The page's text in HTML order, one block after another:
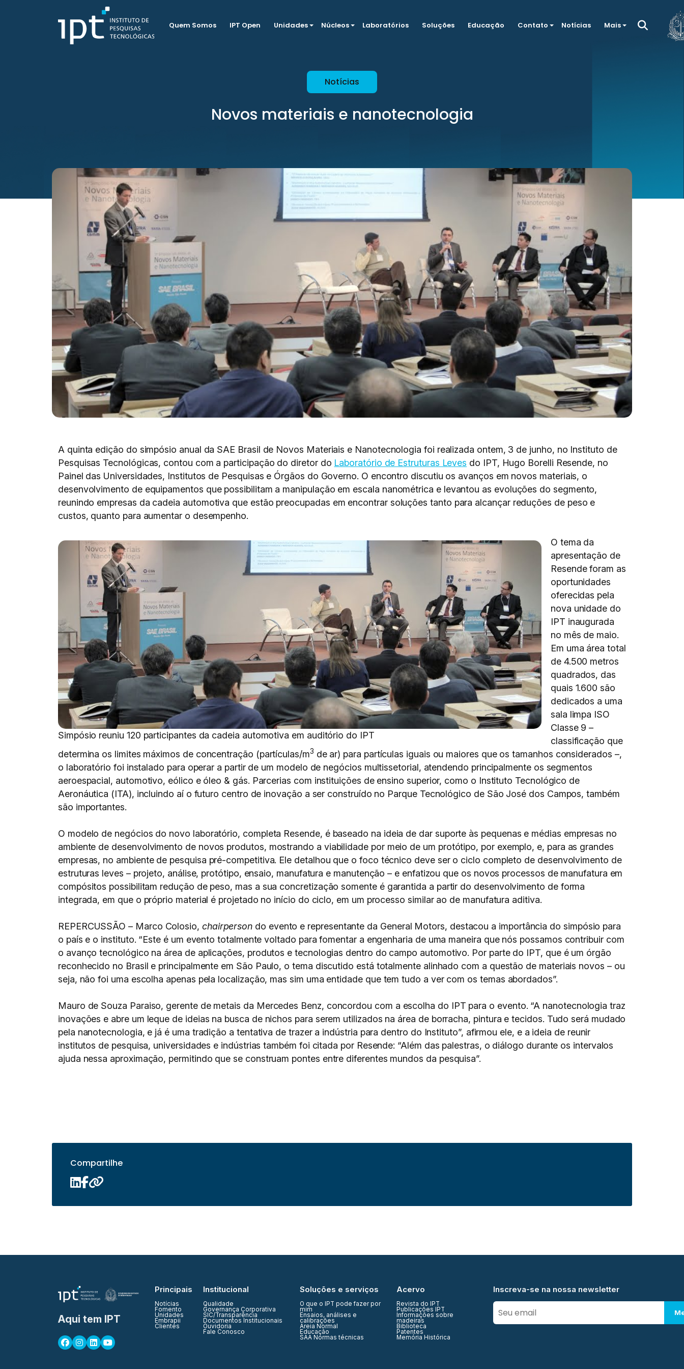
Quem Somos IPT Open Unidades Núcleos Laboratórios Soluções Educação Contato Notícias Mais
Notícias
Novos materiais e nanotecnologia
A quinta edição do simpósio anual da SAE Brasil de Novos Materiais e Nanotecnologia foi realizada ontem, 3 de junho, no Instituto de
Pesquisas Tecnológicas, contou com a participação do diretor do Laboratório de Estruturas Leves do IPT, Hugo Borelli Resende, no
Painel das Universidades, Institutos de Pesquisas e Órgãos do Governo. O encontro discutiu os avanços em novos materiais, o
desenvolvimento de equipamentos que possibilitam a manipulação em escala nanométrica e levantou as evoluções do segmento,
reunindo empresas da cadeia automotiva que estão preocupadas em encontrar soluções tanto para alcançar reduções de peso e
custos, quanto para aumentar o desempenho.
Simpósio reuniu 120 participantes da cadeia automotiva em auditório do IPT
O tema da
apresentação de
Resende foram as
oportunidades
oferecidas pela
nova unidade do
IPT inaugurada
no mês de maio.
Em uma área total
de 4.500 metros
quadrados, das
quais 1.600 são
dedicados a uma
sala limpa ISO
Classe 9 –
classificação que
determina os limites máximos de concentração (partículas/m3 de ar) para partículas iguais ou maiores que os tamanhos considerados –,
o laboratório foi instalado para operar a partir de um modelo de negócios multissetorial, atendendo principalmente os segmentos
aeroespacial, automotivo, eólico e óleo & gás. Parcerias com instituições de ensino superior, como o Instituto Tecnológico de
Aeronáutica (ITA), incluindo aí o futuro centro de inovação a ser construído no Parque Tecnológico de São José dos Campos, também
são importantes.
O modelo de negócios do novo laboratório, completa Resende, é baseado na ideia de dar suporte às pequenas e médias empresas no
ambiente de desenvolvimento de novos produtos, mostrando a viabilidade por meio de um protótipo, por exemplo, e, para as grandes
empresas, no ambiente de pesquisa pré-competitiva. Ele detalhou que o foco técnico deve ser o ciclo completo de desenvolvimento de
estruturas leves – projeto, análise, protótipo, ensaio, manufatura e manutenção – e enfatizou que os novos processos de manufatura em
compósitos possibilitam redução de peso, mas a sua concretização somente é garantida a partir do desenvolvimento de forma
integrada, em que o próprio material é projetado no início do ciclo, em um processo similar ao de manufatura aditiva.
REPERCUSSÃO – Marco Colosio, chairperson do evento e representante da General Motors, destacou a importância do simpósio para
o país e o instituto. “Este é um evento totalmente voltado para fomentar a engenharia de uma maneira que nós possamos contribuir com
o avanço tecnológico na área de aplicações, produtos e tecnologias dentro do campo automotivo. Por parte do IPT, que é um órgão
reconhecido no Brasil e principalmente em São Paulo, o tema discutido está totalmente alinhado com a questão de materiais novos – ou
seja, não foi uma escolha apenas pela localização, mas sim uma entidade que tem tudo a ver com os temas abordados”.
Mauro de Souza Paraiso, gerente de metais da Mercedes Benz, concordou com a escolha do IPT para o evento. “A nanotecnologia traz
inovações e abre um leque de ideias na busca de nichos para serem utilizados na área de borracha, pintura e tecidos. Tudo será mudado
pela nanotecnologia, e já é uma tradição a tentativa de trazer a indústria para dentro do Instituto”, afirmou ele, e a ideia de reunir
institutos de pesquisa, universidades e indústrias também foi citada por Resende: “Além das palestras, o diálogo durante os intervalos
ajuda nessa aproximação, permitindo que se construam pontes entre diferentes mundos da pesquisa”.
Compartilhe
Aqui tem IPT
Principais
Notícias
Fomento
Unidades
Embrapii
Clientes
Institucional
Qualidade
Governança Corporativa
SIC/Transparência
Documentos Institucionais
Ouvidoria
Fale Conosco
Soluções e serviços
O que o IPT pode fazer por
mim
Ensaios, análises e
calibrações
Areia Normal
Educação
SAA Normas técnicas
Acervo
Revista do IPT
Publicações IPT
Informações sobre
madeiras
Biblioteca
Patentes
Memória Histórica
Inscreva-se na nossa newsletter